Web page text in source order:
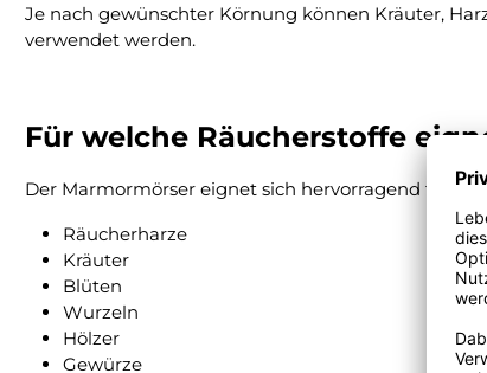
Je nach gewünschter Körnung können Kräuter,
verwendet werden.
Für welche Räucherstoffe
Der Marmormörser eignet sich hervorragend für:
Räucherharze
Kräuter
Blüten
Wurzeln
Hölzer
Gewürze